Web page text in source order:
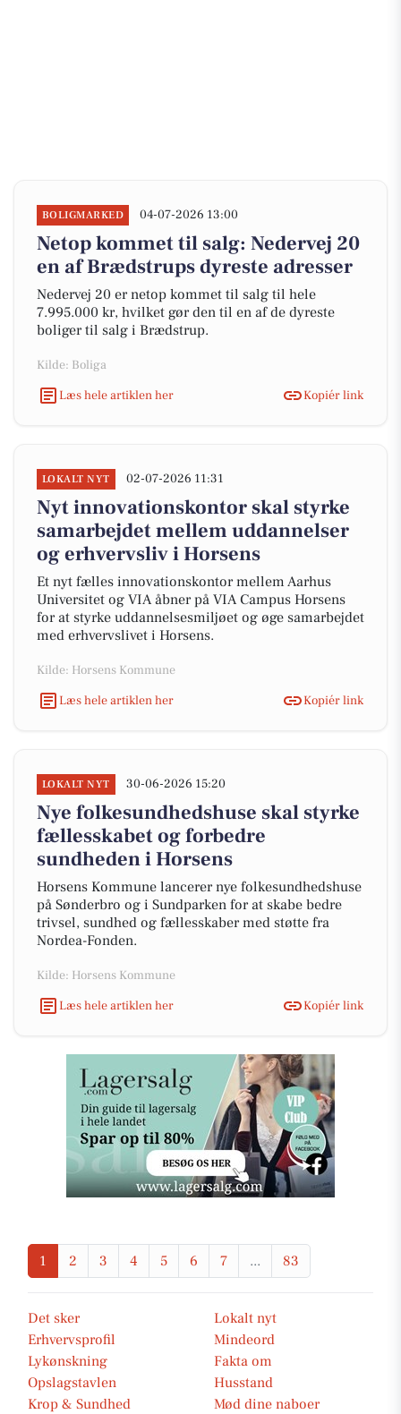
BOLIGMARKED 04-07-2026 13:00
Netop kommet til salg: Nedervej 20
en af Brædstrups dyreste adresser
Nedervej 20 er netop kommet til salg til hele
7.995.000 kr, hvilket gør den til en af de dyreste
boliger til salg i Brædstrup.
Kilde: Boliga
Læs hele artiklen her
Kopiér link
LOKALT NYT 02-07-2026 11:31
Nyt innovationskontor skal styrke
samarbejdet mellem uddannelser
og erhvervsliv i Horsens
Et nyt fælles innovationskontor mellem Aarhus
Universitet og VIA åbner på VIA Campus Horsens
for at styrke uddannelsesmiljøet og øge samarbejdet
med erhvervslivet i Horsens.
Kilde: Horsens Kommune
Læs hele artiklen her
Kopiér link
LOKALT NYT 30-06-2026 15:20
Nye folkesundhedshuse skal styrke
fællesskabet og forbedre
sundheden i Horsens
Horsens Kommune lancerer nye folkesundhedshuse
på Sønderbro og i Sundparken for at skabe bedre
trivsel, sundhed og fællesskaber med støtte fra
Nordea-Fonden.
Kilde: Horsens Kommune
Læs hele artiklen her
Kopiér link
1 2 3 4 5 6 7 ... 83
Det sker
Lokalt nyt
Erhvervsprofil
Mindeord
Lykønskning
Fakta om
Opslagstavlen
Husstand
Krop & Sundhed
Mød dine naboer